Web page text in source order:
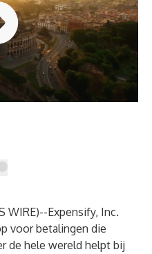
WIRE)--Expensify, Inc.
voor betalingen die
de hele wereld helpt bij